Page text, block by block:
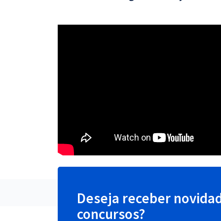
Deseja receber
concursos?